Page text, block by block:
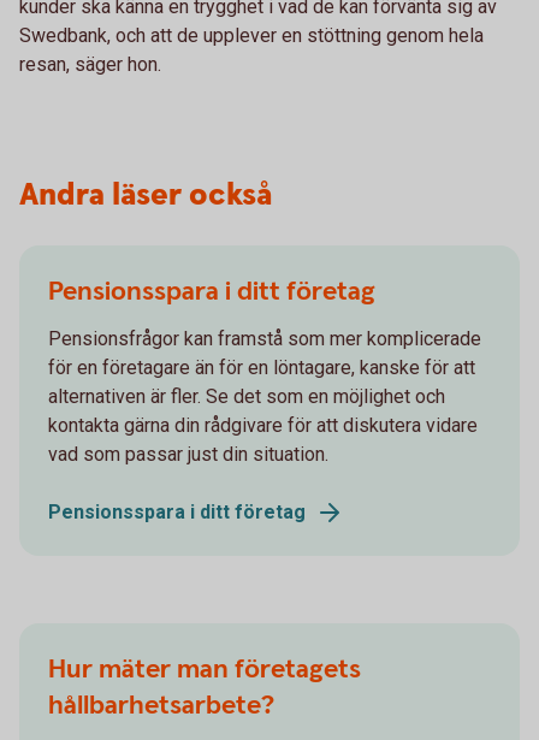
kunder ska känna en trygghet i vad de kan förvänta sig av
Swedbank, och att de upplever en stöttning genom hela
resan, säger hon.
Andra läser också
Pensionsspara i ditt företag
Pensionsfrågor kan framstå som mer komplicerade
för en företagare än för en löntagare, kanske för att
alternativen är fler. Se det som en möjlighet och
kontakta gärna din rådgivare för att diskutera vidare
vad som passar just din situation.
Pensionsspara i ditt företag
Hur mäter man företagets
hållbarhetsarbete?